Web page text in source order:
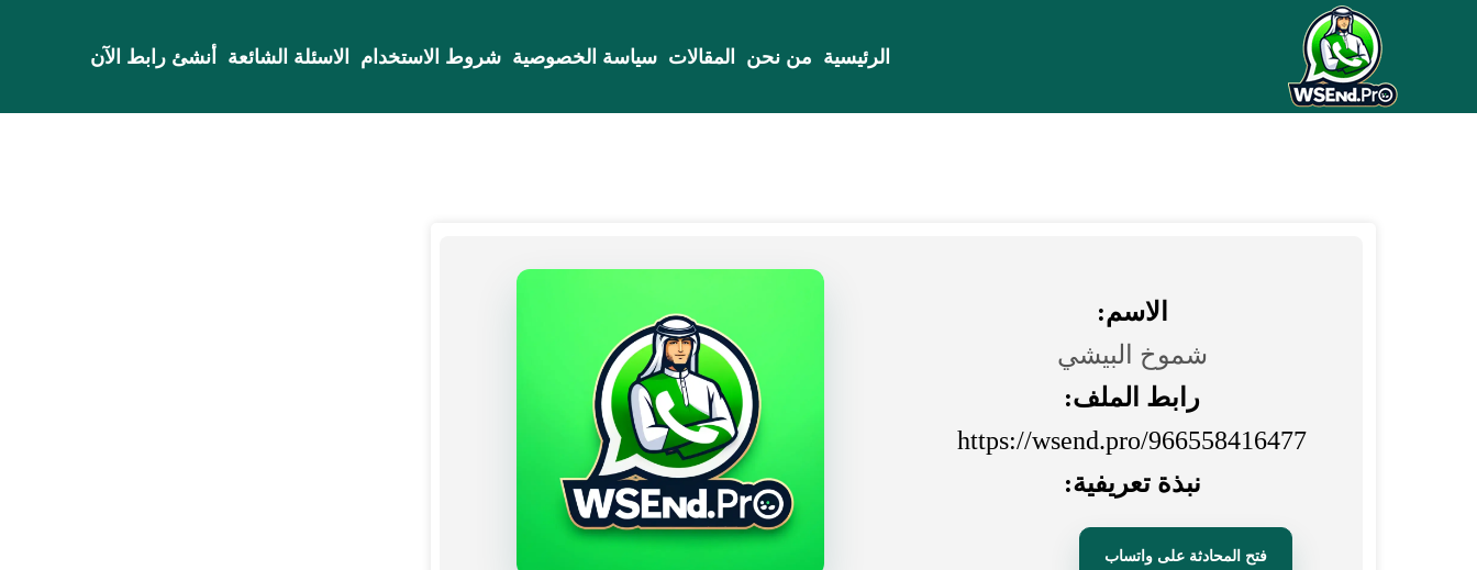
الرئيسية من نحن المقالات سياسة الخصوصية شروط الاستخدام الاسئلة الشائعة أنشئ رابط الآن
الاسم:
شموخ البيشي
رابط الملف:
https://wsend.pro/966558416477
نبذة تعريفية:
فتح المحادثة على واتساب